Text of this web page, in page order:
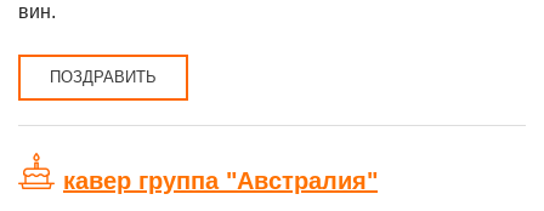
вин.
ПОЗДРАВИТЬ
кавер группа "Австралия"